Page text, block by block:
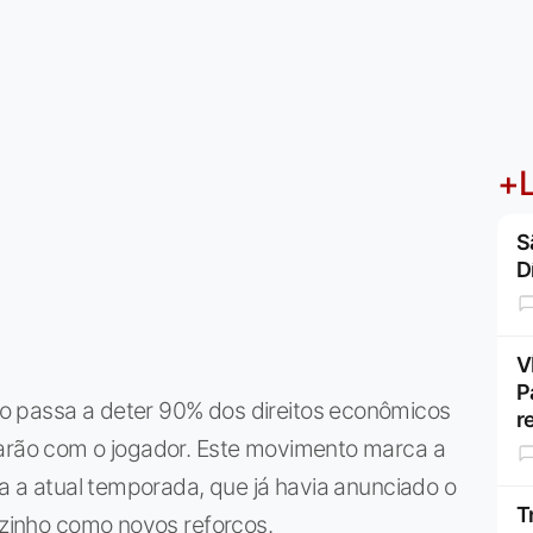
passa a deter 90% dos direitos econômicos
com o jogador. Este movimento marca a
a atual temporada, que já havia anunciado o
como novos reforços.